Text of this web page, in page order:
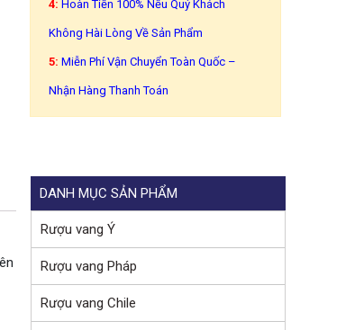
4:Hoàn Tiền 100% Nếu Quý Khách
Không Hài Lòng Về Sản Phẩm
5: Miễn Phí Vận Chuyển Toàn Quốc –
Nhận Hàng Thanh Toán
DANH MỤC SẢN PHẨM
Rượu vang Ý
Rượu vang Pháp
Rượu vang Chile